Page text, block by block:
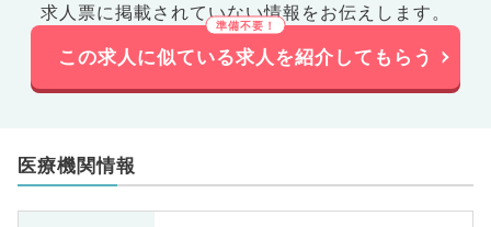
求人票に掲載されていない情報をお伝えします。
この求人に似ている求人を紹介してもらう
医療機関情報